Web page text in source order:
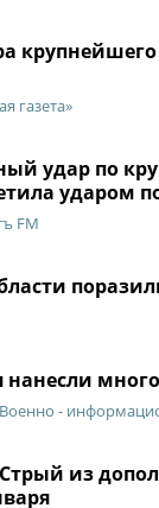
газета»
удар по
ударом
FM
нанесли
-
из